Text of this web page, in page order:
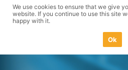
© 2023
Maiores de 18 anos I jogo responsável:
We use cookies to ensure that we give
website. If you continue to use this site
happy with it.
Ok